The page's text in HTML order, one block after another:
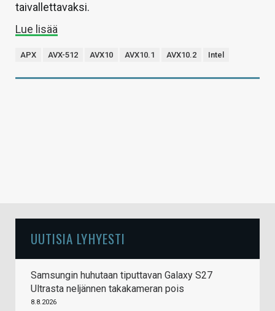
taivallettavaksi.
Lue lisää
APX AVX-512 AVX10 AVX10.1 AVX10.2 Intel
UUTISIA LYHYESTI
Samsungin huhutaan tiputtavan Galaxy S27
Ultrasta neljännen takakameran pois
8.8.2026